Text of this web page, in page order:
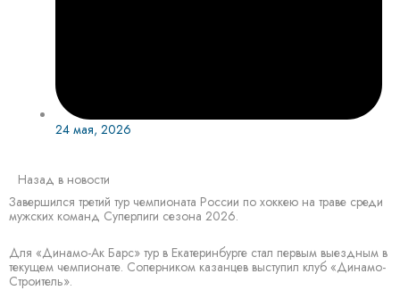
24 мая, 2026
Назад в новости
Завершился третий тур чемпионата России по хоккею на траве среди
мужских команд Суперлиги сезона 2026.
Для «Динамо-Ак Барс» тур в Екатеринбурге стал первым выездным в
текущем чемпионате. Соперником казанцев выступил клуб «Динамо-
Строитель».